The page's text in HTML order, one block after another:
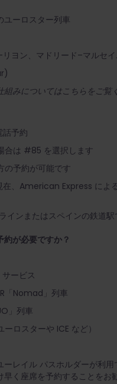
ユーロスター列車
リヨン、マドリード–マルセ
みについてはこちらをご覧
話予約
合は #85 を選択します
の予約が可能です
在、American Express によ
インまたはスペインの鉄道駅
約が必要ですか？
ービス
「Nomad」列車
」列車
ロスターや ICE など）
ーレイル パスホルダーが利
く座席を予約することをお